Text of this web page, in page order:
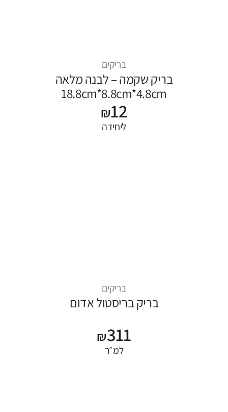
בריקים
בריק שקמה – לבנה מלאה
18.8cm*8.8cm*4.8cm
₪12
ליחידה
בריקים
בריק בריסטול אדום
₪311
למ״ר